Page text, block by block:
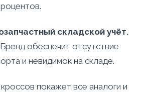
складской учёт.
обеспечит отсутствие
и невидимок на складе.
покажет все аналоги и